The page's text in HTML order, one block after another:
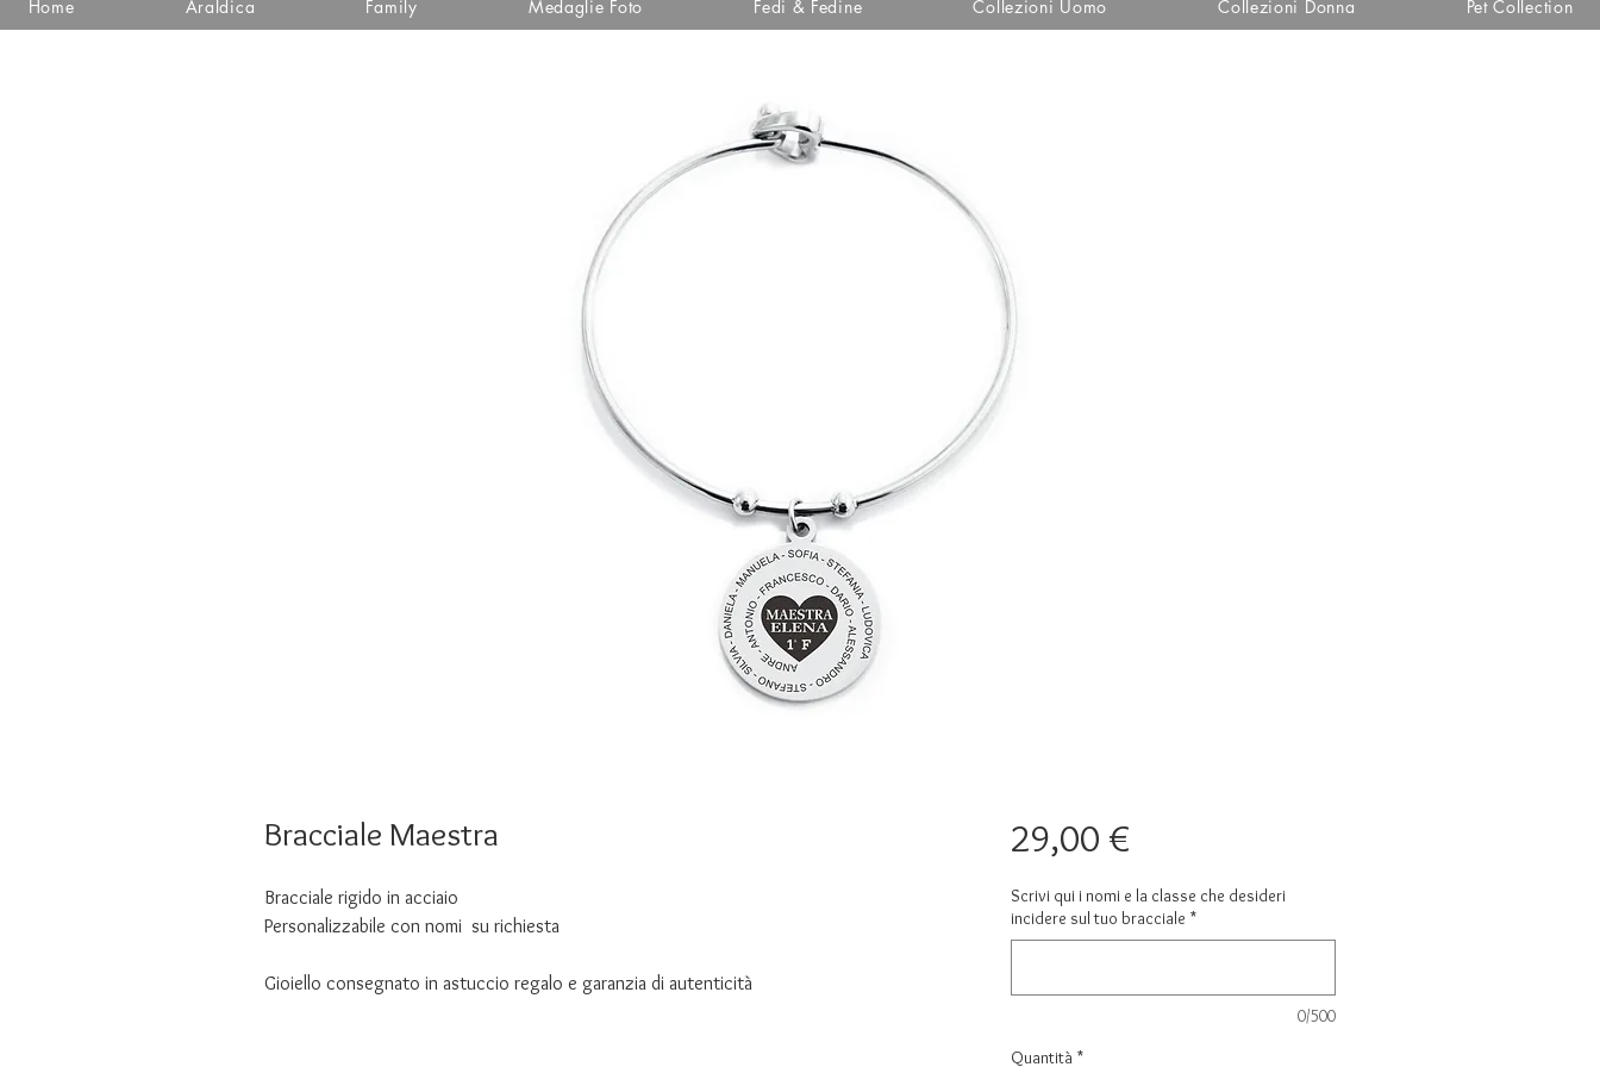
Home Araldica Family Medaglie Foto Fedi & Fedine Collezioni Uomo Collezioni Donna Pet Collection
Bracciale Maestra
Bracciale rigido in acciaio
Personalizzabile con nomi su richiesta
Gioiello consegnato in astuccio regalo e garanzia di autenticità
29,00 €Prezzo
Scrivi qui i nomi e la classe che desideri
incidere sul tuo bracciale *
0/500
Quantità *